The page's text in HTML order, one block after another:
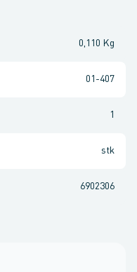
0,110 Kg
01-407
1
stk
6902306